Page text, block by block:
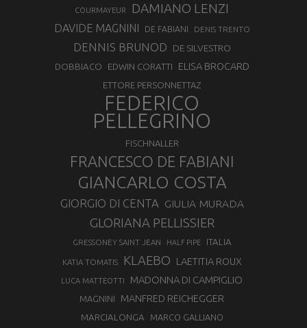
COURMAYEUR DAMIANO LENZI
DAVIDE MAGNINI DE FABIANI DENIS TRENTO
DENNIS BRUNOD DE SILVESTRO
DOBBIACO EDWIN CORATTI ELISA BROCARD
ETTORE PERSONNETTAZ
FEDERICO
PELLEGRINO
FISCHNALLER
FRANCESCO DE FABIANI
GIANCARLO COSTA
GIORGIO DI CENTA GIULIA MURADA
GLORIANA PELLISSIER
GRESSONEY SAINT JEAN HALF PIPE ITALIA
KATIA TOMATIS KLAEBO LAETITIA ROUX
LUCA MATTEOTTI MADONNA DI CAMPIGLIO
MAGNINI MANFRED REICHEGGER
MARCIALONGA MARCO GALLIANO